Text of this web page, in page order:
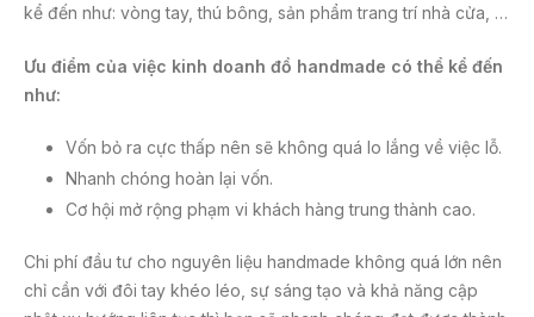
kể đến như: vòng tay, thú bông, sản phẩm trang trí nhà cửa, …
Ưu điểm của việc kinh doanh đồ handmade có thể kể đến
như:
Vốn bỏ ra cực thấp nên sẽ không quá lo lắng về việc lỗ.
Nhanh chóng hoàn lại vốn.
Cơ hội mở rộng phạm vi khách hàng trung thành cao.
Chi phí đầu tư cho nguyên liệu handmade không quá lớn nên
chỉ cần với đôi tay khéo léo, sự sáng tạo và khả năng cập